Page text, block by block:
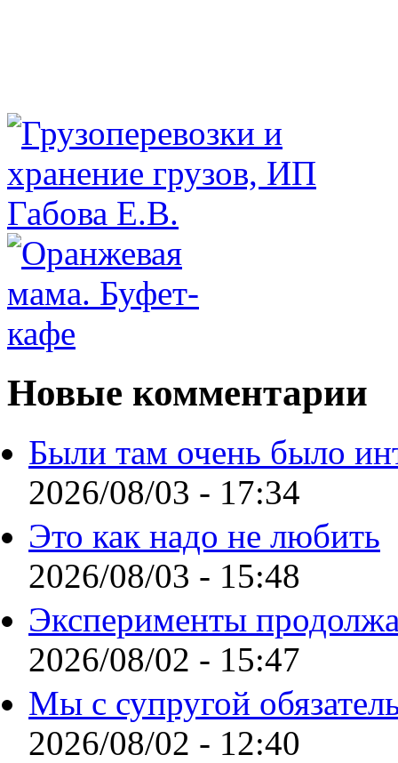
Новые комментарии
Были там очень было
2026/08/03 - 17:34
Это как надо не любить
2026/08/03 - 15:48
Эксперименты
2026/08/02 - 15:47
Мы с супругой
2026/08/02 - 12:40